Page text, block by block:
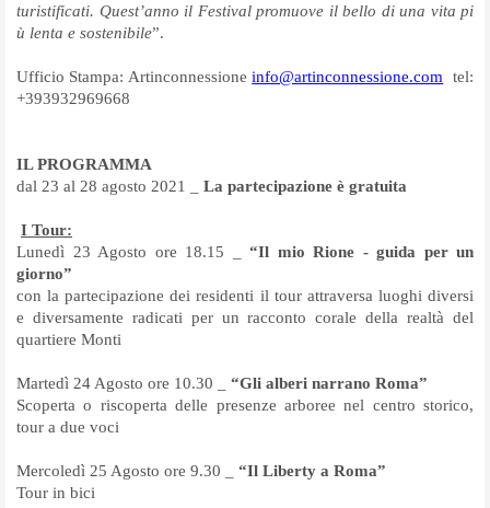
turistificati. Quest’anno il Festival promuove il bello di una vita pi
ù lenta e sostenibile”.
Ufficio Stampa: Artinconnessioneinfo@artinconnessione.com tel:
+393932969668
IL PROGRAMMA
dal 23 al 28 agosto 2021 _ La partecipazione è gratuita
I Tour:
Lunedì 23 Agosto ore 18.15 _ “Il mio Rione - guida per un
giorno”
con la partecipazione dei residenti il tour attraversa luoghi diversi
e diversamente radicati per un racconto corale della realtà del
quartiere Monti
Martedì 24 Agosto ore 10.30 _ “Gli alberi narrano Roma”
Scoperta o riscoperta delle presenze arboree nel centro storico,
tour a due voci
Mercoledì 25 Agosto ore 9.30 _ “Il Liberty a Roma”
Tour in bici